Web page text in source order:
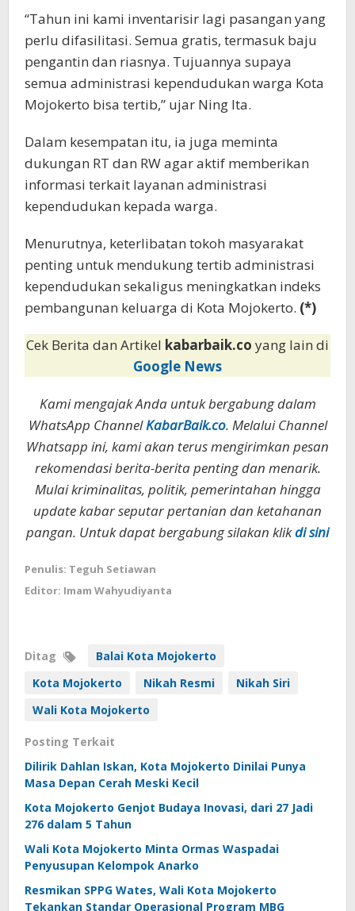
“Tahun ini kami inventarisir lagi pasangan yang
perlu difasilitasi. Semua gratis, termasuk baju
pengantin dan riasnya. Tujuannya supaya
semua administrasi kependudukan warga Kota
Mojokerto bisa tertib,” ujar Ning Ita.
Dalam kesempatan itu, ia juga meminta
dukungan RT dan RW agar aktif memberikan
informasi terkait layanan administrasi
kependudukan kepada warga.
Menurutnya, keterlibatan tokoh masyarakat
penting untuk mendukung tertib administrasi
kependudukan sekaligus meningkatkan indeks
pembangunan keluarga di Kota Mojokerto. (*)
Cek Berita dan Artikel kabarbaik.co yang lain di
Google News
Kami mengajak Anda untuk bergabung dalam
WhatsApp ChannelKabarBaik.co. Melalui Channel
Whatsapp ini, kami akan terus mengirimkan pesan
rekomendasi berita-berita penting dan menarik.
Mulai kriminalitas, politik, pemerintahan hingga
update kabar seputar pertanian dan ketahanan
pangan. Untuk dapat bergabung silakan klikdi sini
Penulis: Teguh Setiawan
Editor: Imam Wahyudiyanta
Ditag
Balai Kota Mojokerto
Kota Mojokerto
Nikah Resmi
Nikah Siri
Wali Kota Mojokerto
Posting Terkait
Dilirik Dahlan Iskan, Kota Mojokerto Dinilai Punya
Masa Depan Cerah Meski Kecil
Kota Mojokerto Genjot Budaya Inovasi, dari 27 Jadi
276 dalam 5 Tahun
Wali Kota Mojokerto Minta Ormas Waspadai
Penyusupan Kelompok Anarko
Resmikan SPPG Wates, Wali Kota Mojokerto
Tekankan Standar Operasional Program MBG